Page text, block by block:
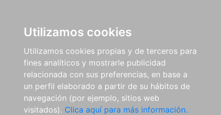
Utilizamos cookies
Utilizamos cookies propias y de terceros para
fines analíticos y mostrarle publicidad
relacionada con sus preferencias, en base a
un perfil elaborado a partir de su hábitos de
navegación (por ejemplo, sitios web
visitados). Clica aquí para más información.